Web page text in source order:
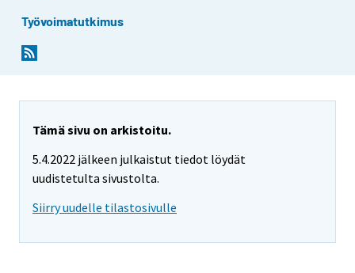
Työvoimatutkimus
Tämä sivu on arkistoitu.
5.4.2022 jälkeen julkaistut tiedot löydät
uudistetulta sivustolta.
Siirry uudelle tilastosivulle